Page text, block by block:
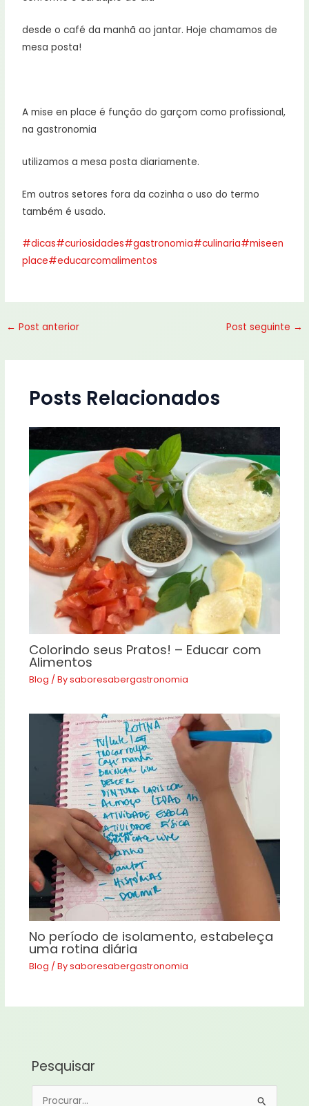
desde o café da manhã ao jantar. Hoje chamamos de
mesa posta!
A mise en place é função do garçom como profissional,
na gastronomia
utilizamos a mesa posta diariamente.
Em outros setores fora da cozinha o uso do termo
também é usado.
#dicas#curiosidades#gastronomia#culinaria#miseen
place#educarcomalimentos
← Post anterior Post seguinte →
Posts Relacionados
Colorindo seus Pratos! – Educar com
Alimentos
Blog / Bysaboresabergastronomia
No período de isolamento, estabeleça
uma rotina diária
Blog / Bysaboresabergastronomia
Pesquisar